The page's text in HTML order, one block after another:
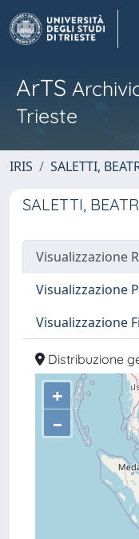
ArTS
Trieste
IRIS SALETTI,
SALETTI,
Visualizzazione
Visualizzazione
Visualizzazione
Distribuzione
+
–